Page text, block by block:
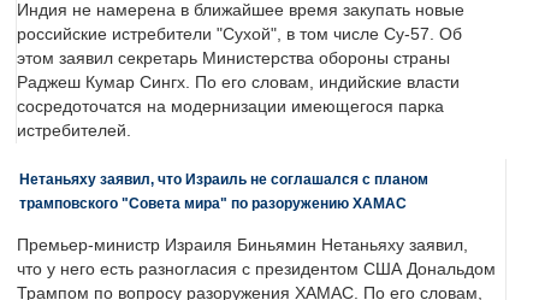
Индия не намерена в ближайшее время закупать новые
российские истребители "Сухой", в том числе Су-57. Об
этом заявил секретарь Министерства обороны страны
Раджеш Кумар Сингх. По его словам, индийские власти
сосредоточатся на модернизации имеющегося парка
истребителей.
Нетаньяху заявил, что Израиль не соглашался с планом
трамповского "Совета мира" по разоружению ХАМАС
Премьер-министр Израиля Биньямин Нетаньяху заявил,
что у него есть разногласия с президентом США Дональдом
Трампом по вопросу разоружения ХАМАС. По его словам,